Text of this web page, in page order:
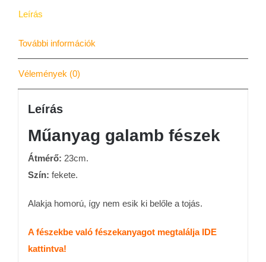
Leírás
További információk
Vélemények (0)
Leírás
Műanyag galamb fészek
Átmérő: 23cm.
Szín: fekete.
Alakja homorú, így nem esik ki belőle a tojás.
A fészekbe való fészekanyagot megtalálja IDE
kattintva!